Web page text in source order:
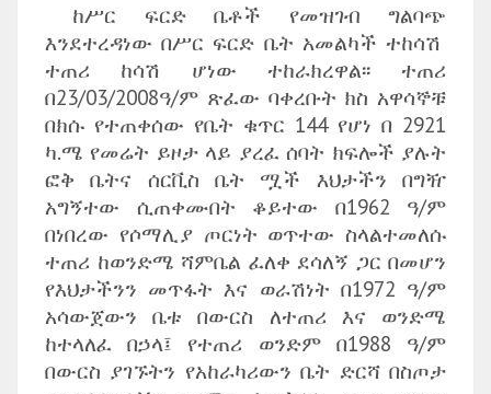
ከሥር ፍርድ ቤቶች የመዝገብ ግልባጭ
እንደተረዳነው በሥር ፍርድ ቤት አመልካች ተከሳሽ
ተጠሪ ከሳሽ ሆነው ተከራክረዋል፡፡ ተጠሪ
በ23/03/2008ዓ/ም ጽፈው ባቀረቡት ክስ አዋሳኞቹ
በክሱ የተጠቀሰው የቤት ቁጥር 144 የሆነ በ 2921
ካ.ሜ የመሬት ይዞታ ላይ ያረፈ ሰባት ክፍሎች ያሉት
ፎቅ ቤትና ሰርቪስ ቤት ሟች እህታችን በግዥ
አግኝተው ሲጠቀሙበት ቆይተው በ1962 ዓ/ም
በነበረው የሶማሊያ ጦርነት ወጥተው ስላልተመለሱ
ተጠሪ ከወንድሜ ሻምቤል ፈለቀ ደሳለኝ ጋር በመሆን
የእህታችንን መጥፋት እና ወራሽነት በ1972 ዓ/ም
አሳውጀውን ቤቱ በውርስ ለተጠሪ እና ወንድሜ
ከተላለፈ በኃላ፤ የተጠሪ ወንድም በ1988 ዓ/ም
በውርስ ያገኙትን የአከራካሪውን ቤት ድርሻ በስጦታ